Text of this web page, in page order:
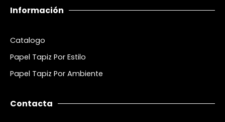
Información
Catalogo
Papel Tapiz Por Estilo
Papel Tapiz Por Ambiente
Contacta